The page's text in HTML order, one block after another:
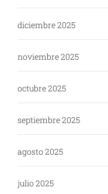
diciembre 2025
noviembre 2025
octubre 2025
septiembre 2025
agosto 2025
julio 2025